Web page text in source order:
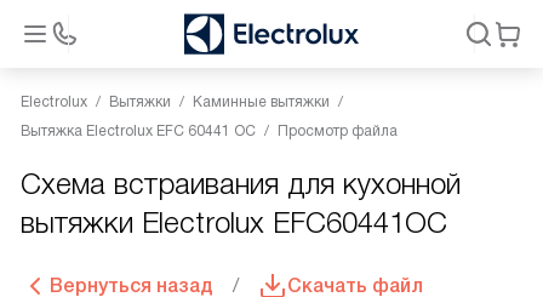
Electrolux Вытяжки
Каминные вытяжки
Вытяжка Electrolux EFC 60441 OC
Просмотр файла
Схема встраивания для кухонной
вытяжки Electrolux EFC60441OC
Вернуться назад Скачать файл